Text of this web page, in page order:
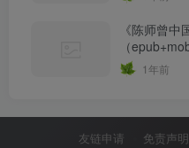
《陈师曾
（
1年前
友链申请 免责声明